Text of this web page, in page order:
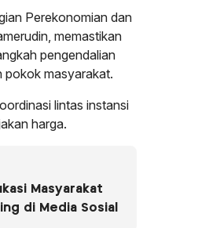
Perekonomian dan
memastikan
pengendalian
pokok masyarakat.
lintas instansi
harga.
Masyarakat
di Media Sosial